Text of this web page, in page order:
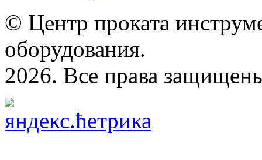
© Центр проката
оборудования.
2026. Все права